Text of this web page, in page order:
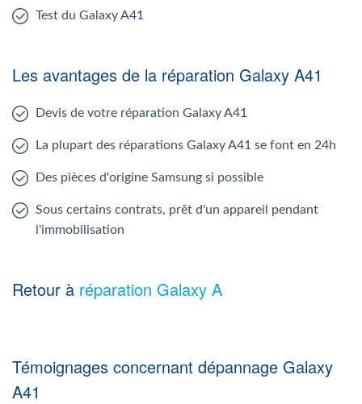
Test du Galaxy A41
Les avantages de la réparation Galaxy A41
Devis de votre réparation Galaxy A41
La plupart des réparations Galaxy A41 se font en 24h
Des pièces d'origine Samsung si possible
Sous certains contrats, prêt d'un appareil pendant
l'immobilisation
Retour à réparation Galaxy A
Témoignages concernant dépannage Galaxy
A41